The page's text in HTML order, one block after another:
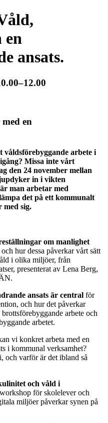
en
ansats.
en
våldsförebyggande arbete i
Missa inte vårt
den 24 november mellan
in i vikten
man arbetar med
det på ett kommunalt
med sig.
om manlighet
hur dessa påverkar vårt sätt
i olika miljöer, från
presenterat av Lena Berg,
ansats är central för
och hur det påverkar
arbete och
arbetet.
vi konkret arbeta med en
i kommunal verksamhet?
och varför är det ibland så
och våld i
för skolelever och
miljöer påverkar synen på